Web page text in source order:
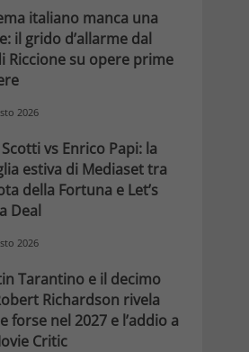
italiano manca una
il grido d’allarme dal
Riccione su opere prime
2026
vs Enrico Papi: la
estiva di Mediaset tra
della Fortuna e Let’s
Deal
2026
Tarantino e il decimo
Richardson rivela
forse nel 2027 e l’addio a
Critic